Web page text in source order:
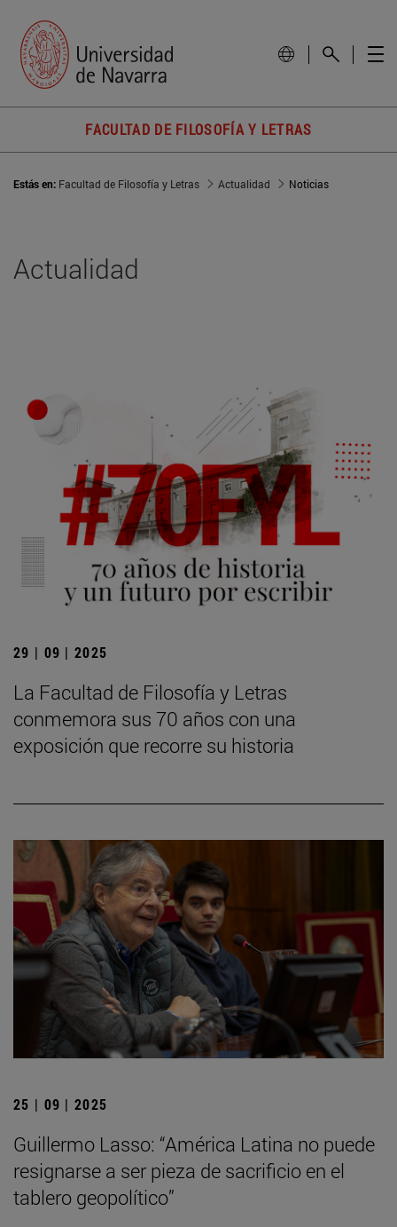
FACULTAD DE FILOSOFÍA Y LETRAS
Estás en: Facultad de Filosofía y Letras Actualidad Noticias
Actualidad
29 | 09 | 2025
La Facultad de Filosofía y Letras
conmemora sus 70 años con una
exposición que recorre su historia
25 | 09 | 2025
Guillermo Lasso: “América Latina no puede
resignarse a ser pieza de sacrificio en el
tablero geopolítico”